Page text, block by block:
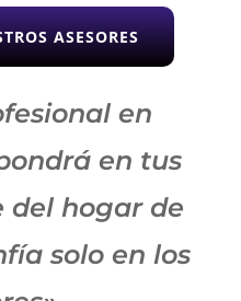
ASESORES
en
en tus
del hogar de
solo en los